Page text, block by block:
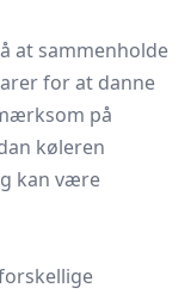
at sammenholde
for at danne
på
køleren
kan være